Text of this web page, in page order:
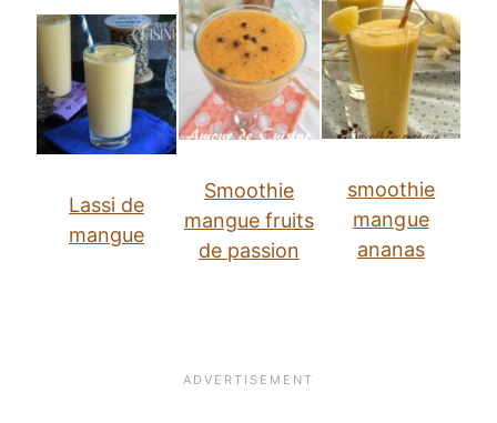
Lassi de
mangue
Smoothie
mangue fruits
de passion
smoothie
mangue
ananas